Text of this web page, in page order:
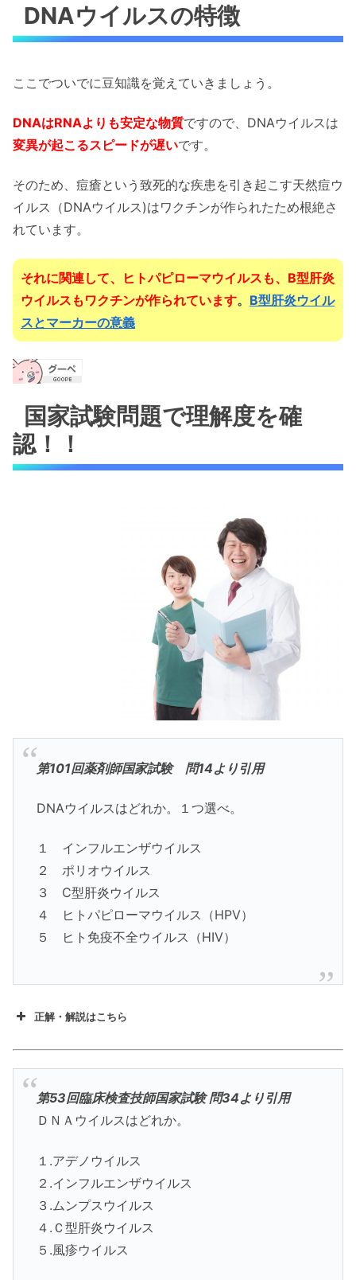
DNAウイルスの特徴
ここでついでに豆知識を覚えていきましょう。
DNAはRNAよりも安定な物質ですので、DNAウイルスは
変異が起こるスピードが遅いです。
そのため、痘瘡という致死的な疾患を引き起こす天然痘ウ
イルス（DNAウイルス)はワクチンが作られたため根絶さ
れています。
それに関連して、ヒトパピローマウイルスも、B型肝炎
ウイルスもワクチンが作られています。 B型肝炎ウイル
スとマーカーの意義
国家試験問題で理解度を確
認！！
第101回薬剤師国家試験 問14より引用
DNAウイルスはどれか。１つ選べ。
１ インフルエンザウイルス
２ ポリオウイルス
３ C型肝炎ウイルス
４ ヒトパピローマウイルス（HPV）
５ ヒト免疫不全ウイルス（HIV）
正解・解説はこちら
第53回臨床検査技師国家試験 問34より引用
ＤＮＡウイルスはどれか。
１.アデノウイルス
２.インフルエンザウイルス
３.ムンプスウイルス
４.Ｃ型肝炎ウイルス
５.風疹ウイルス